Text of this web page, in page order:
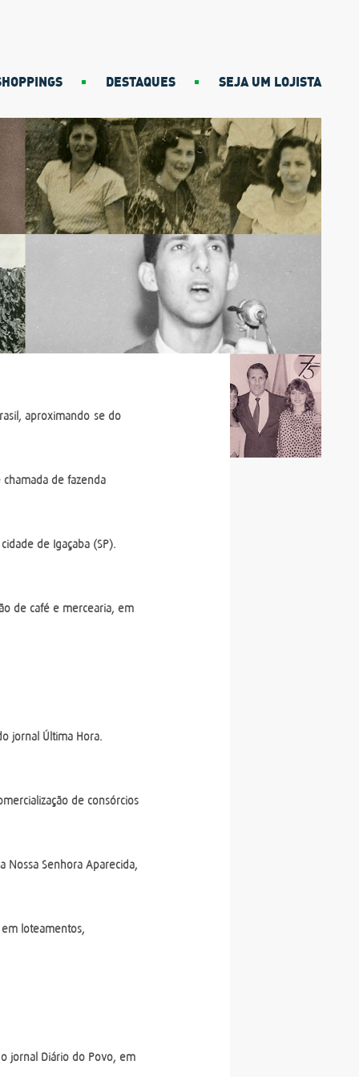
DESTAQUES SEJA UM LOJISTA
aproximando-se do
de fazenda
de Igaçaba (SP).
de café e mercearia, em
jornal Última Hora.
de consórcios
Nossa Senhora Aparecida,
em loteamentos,
jornal Diário do Povo, em